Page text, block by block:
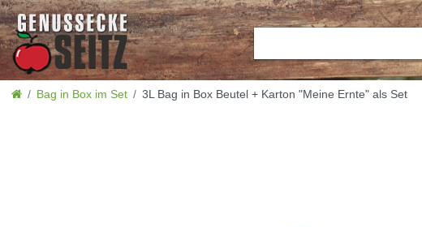
Bag in Box im Set 3L Bag in Box Beutel + Karton "Meine Ernte" als Set